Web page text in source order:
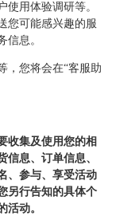
用体验调研等。
您可能感兴趣的服
信息。
，您将会在“客服助
收集及使用您的相
信息、订单信息、
、参与、享受活动
另行告知的具体个
活动。